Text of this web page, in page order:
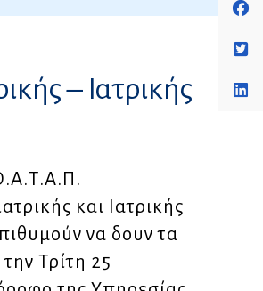
– Ιατρικής
και Ιατρικής
να δουν τα
Τρίτη 25